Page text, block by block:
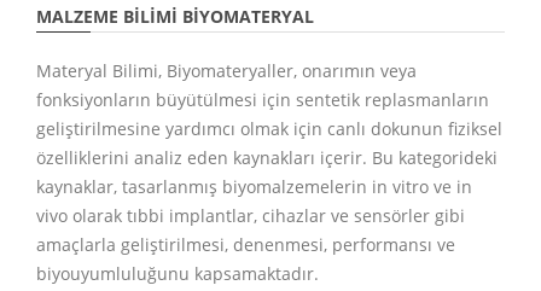
MALZEME BILIMI BIYOMATERYAL
Materyal Bilimi, Biyomateryaller, onarımın veya
fonksiyonların büyütülmesi için sentetik replasmanların
geliştirilmesine yardımcı olmak için canlı dokunun fiziksel
özelliklerini analiz eden kaynakları içerir. Bu kategorideki
kaynaklar, tasarlanmış biyomalzemelerin in vitro ve in
vivo olarak tıbbi implantlar, cihazlar ve sensörler gibi
amaçlarla geliştirilmesi, denenmesi, performansı ve
biyouyumluluğunu kapsamaktadır.